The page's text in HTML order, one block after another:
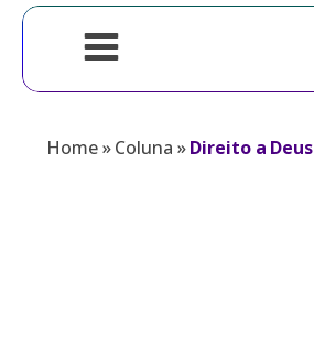
Home»Coluna »Direito a Deus